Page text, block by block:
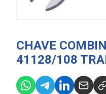
CHAVE
41128/108